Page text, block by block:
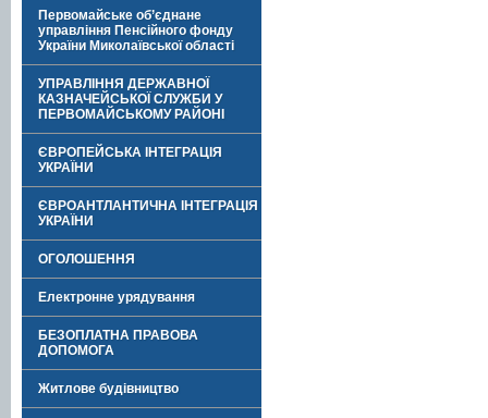
Первомайське об’єднане
управління Пенсійного фонду
України Миколаївської області
УПРАВЛІННЯ ДЕРЖАВНОЇ
КАЗНАЧЕЙСЬКОЇ СЛУЖБИ У
ПЕРВОМАЙСЬКОМУ РАЙОНІ
ЄВРОПЕЙСЬКА ІНТЕГРАЦІЯ
УКРАЇНИ
ЄВРОАНТЛАНТИЧНА ІНТЕГРАЦІЯ
УКРАЇНИ
ОГОЛОШЕННЯ
Електронне урядування
БЕЗОПЛАТНА ПРАВОВА
ДОПОМОГА
Житлове будівництво